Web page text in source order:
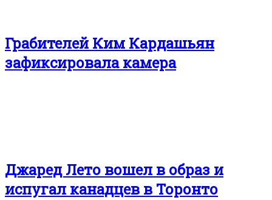
Грабителей Ким Кардашьян
зафиксировала камера
Джаред Лето вошел в образ и
испугал канадцев в Торонто